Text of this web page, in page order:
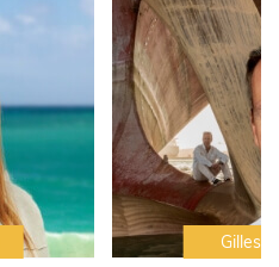
Gilles